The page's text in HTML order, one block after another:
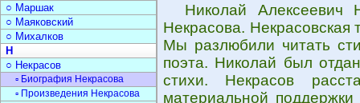
Николай Алексеевич
Некрасова.
Мы разлюбили читать
поэта. Николай был
стихи. Некрасов
материальной
○ Маршак
○ Маяковский
○ Михалков
Н
○ Некрасов
▫ Биография Некрасова
▫ Произведения Некрасова